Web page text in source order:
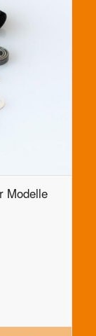
Modelle